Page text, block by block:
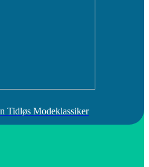
Tidløs Modeklassiker